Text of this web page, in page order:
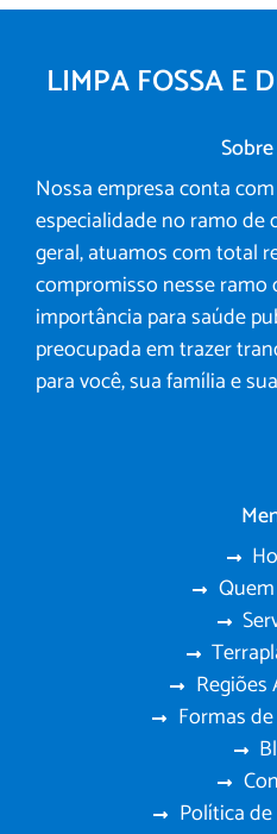
LIMPA FOSSA E
Nossa empresa conta
especialidade no ramo
geral, atuamos com total
compromisso nesse ramo
importância para saúde
preocupada em trazer
para você, sua família e
Formas
Política